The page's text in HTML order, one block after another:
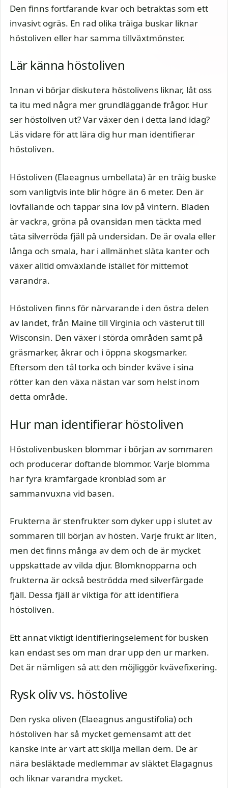
Den finns fortfarande kvar och betraktas som ett
invasivt ogräs. En rad olika träiga buskar liknar
höstoliven eller har samma tillväxtmönster.
Lär känna höstoliven
Innan vi börjar diskutera höstolivens liknar, låt oss
ta itu med några mer grundläggande frågor. Hur
ser höstoliven ut? Var växer den i detta land idag?
Läs vidare för att lära dig hur man identifierar
höstoliven.
Höstoliven (Elaeagnus umbellata) är en träig buske
som vanligtvis inte blir högre än 6 meter. Den är
lövfällande och tappar sina löv på vintern. Bladen
är vackra, gröna på ovansidan men täckta med
täta silverröda fjäll på undersidan. De är ovala eller
långa och smala, har i allmänhet släta kanter och
växer alltid omväxlande istället för mittemot
varandra.
Höstoliven finns för närvarande i den östra delen
av landet, från Maine till Virginia och västerut till
Wisconsin. Den växer i störda områden samt på
gräsmarker, åkrar och i öppna skogsmarker.
Eftersom den tål torka och binder kväve i sina
rötter kan den växa nästan var som helst inom
detta område.
Hur man identifierar höstoliven
Höstolivenbusken blommar i början av sommaren
och producerar doftande blommor. Varje blomma
har fyra krämfärgade kronblad som är
sammanvuxna vid basen.
Frukterna är stenfrukter som dyker upp i slutet av
sommaren till början av hösten. Varje frukt är liten,
men det finns många av dem och de är mycket
uppskattade av vilda djur. Blomknopparna och
frukterna är också beströdda med silverfärgade
fjäll. Dessa fjäll är viktiga för att identifiera
höstoliven.
Ett annat viktigt identifieringselement för busken
kan endast ses om man drar upp den ur marken.
Det är nämligen så att den möjliggör kvävefixering.
Rysk oliv vs. höstolive
Den ryska oliven (Elaeagnus angustifolia) och
höstoliven har så mycket gemensamt att det
kanske inte är värt att skilja mellan dem. De är
nära besläktade medlemmar av släktet Elagagnus
och liknar varandra mycket.